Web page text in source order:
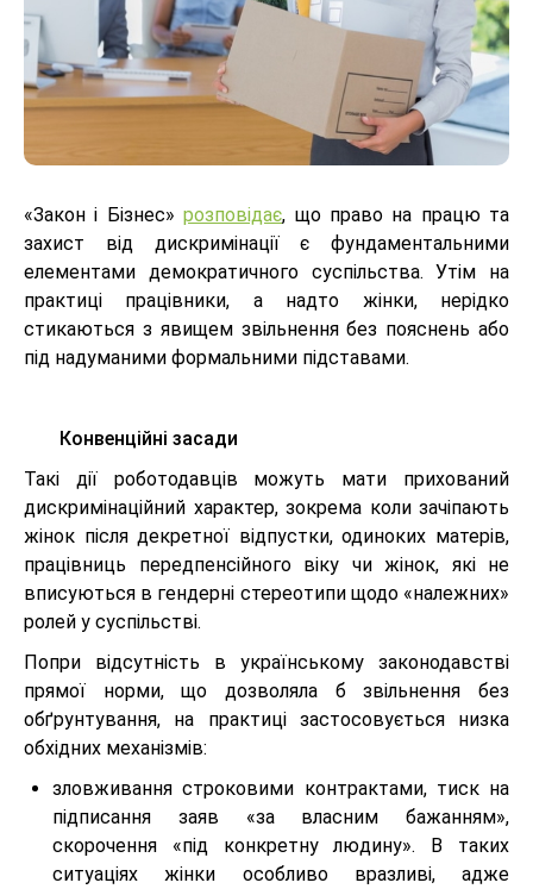
«Закон і Бізнес»розповідає, що право на працю та
захист від дискримінації є фундаментальними
елементами демократичного суспільства. Утім на
практиці працівники, а надто жінки, нерідко
стикаються з явищем звільнення без пояснень або
під надуманими формальними підставами.
Конвенційні засади
Такі дії роботодавців можуть мати прихований
дискримінаційний характер, зокрема коли зачіпають
жінок після декретної відпустки, одиноких матерів,
працівниць передпенсійного віку чи жінок, які не
вписуються в гендерні стереотипи щодо «належних»
ролей у суспільстві.
Попри відсутність в українському законодавстві
прямої норми, що дозволяла б звільнення без
обґрунтування, на практиці застосовується низка
обхідних механізмів:
зловживання строковими контрактами, тиск на
підписання заяв «за власним бажанням»,
скорочення «під конкретну людину». В таких
ситуаціях жінки особливо вразливі, адже